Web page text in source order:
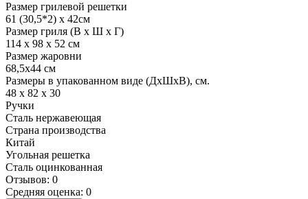
Размер грилевой решетки
61 (30,5*2) x 42см
Размер гриля (В x Ш x Г)
114 х 98 x 52 см
Размер жаровни
68,5x44 см
Размеры в упакованном виде (ДхШхВ), см.
48 x 82 x 30
Ручки
Сталь нержавеющая
Страна производства
Китай
Угольная решетка
Сталь оцинкованная
Отзывов: 0
Средняя оценка: 0